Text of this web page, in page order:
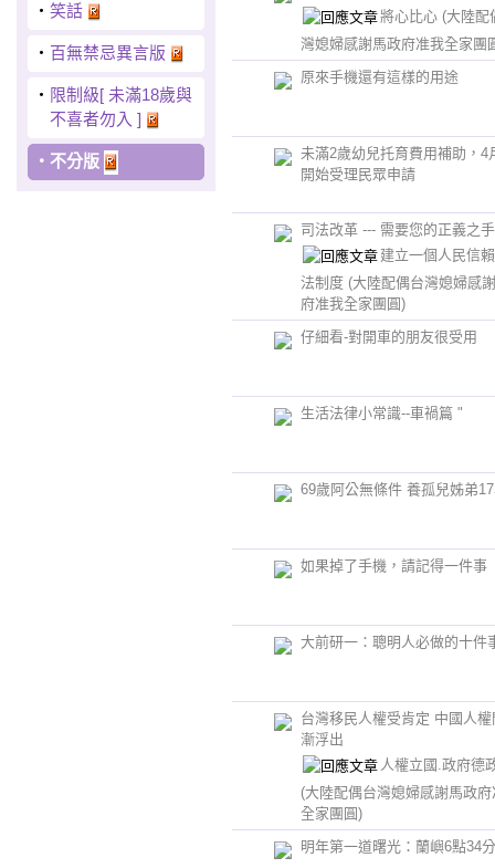
‧ 笑話
‧ 百無禁忌異言版
‧ 限制級[ 未滿18歲與
不喜者勿入 ]
‧ 不分版
將心比心 (大陸配
灣媳婦感謝馬政府准我全家團
原來手機還有這樣的用途
未滿2歲幼兒托育費用補助，4
開始受理民眾申請
司法改革 --- 需要您的正義之
建立一個人民信
法制度 (大陸配偶台灣媳婦感
府准我全家團圓)
仔細看-對開車的朋友很受用
生活法律小常識--車禍篇 "
69歲阿公無條件 養孤兒姊弟
如果掉了手機，請記得一件事
大前研一：聰明人必做的十件
台灣移民人權受肯定 中國人權
漸浮出
人權立國.政府德
(大陸配偶台灣媳婦感謝馬政府
全家團圓)
明年第一道曙光：蘭嶼6點34分